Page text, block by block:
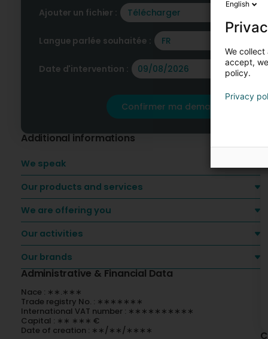
Ajouter un fichier : Télécharger
Langue parlée souhaitée : FR
Date d'intervention :
Confirmer ma demande
Additional informations
We speak
Our products and services
We are offering you
Our activities
Our brands
Administrative & Financial Data
Nace : ∗∗.∗∗∗
Trade registry No. : ∗∗∗∗∗∗∗
International VAT number : ∗∗∗∗∗∗∗∗∗∗
Capital : ∗∗ ∗∗∗ €
Date of creation : ∗∗/∗∗/∗∗∗∗
English
We
accept,
policy.
Privacy